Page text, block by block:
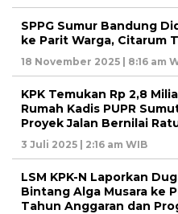
SPPG Sumur Bandung
ke Parit Warga, Citarum
18 November 2025 | 8:16 am
KPK Temukan Rp 2,8
Rumah Kadis PUPR
Proyek Jalan Bernilai
3 Juli 2025 | 2:16 am WIB
LSM KPK-N Laporkan
Bintang Alga Musara ke
Tahun Anggaran dan